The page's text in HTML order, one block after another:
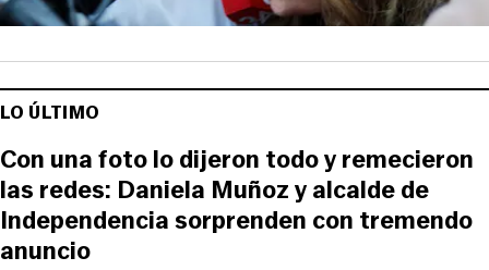
LO ÚLTIMO
Con una foto lo dijeron todo y remecieron
las redes: Daniela Muñoz y alcalde de
Independencia sorprenden con tremendo
anuncio